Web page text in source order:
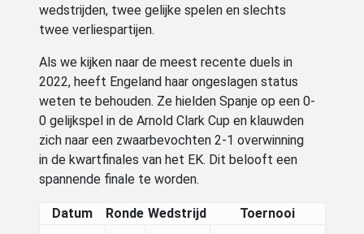
wedstrijden, twee gelijke spelen en slechts
twee verliespartijen.
Als we kijken naar de meest recente duels in
2022, heeft Engeland haar ongeslagen status
weten te behouden. Ze hielden Spanje op een 0-
0 gelijkspel in de Arnold Clark Cup en klauwden
zich naar een zwaarbevochten 2-1 overwinning
in de kwartfinales van het EK. Dit belooft een
spannende finale te worden.
Datum Ronde Wedstrijd Toernooi